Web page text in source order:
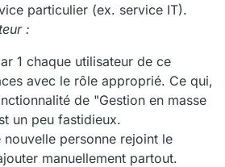
particulier (ex. service IT).
:
1 chaque utilisateur de ce
avec le rôle approprié. Ce qui,
de "Gestion en masse
un peu fastidieux.
nouvelle personne rejoint le
manuellement partout.